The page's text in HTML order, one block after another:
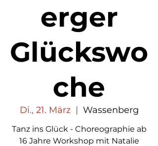
erger
Glückswo
che
Di., 21. März
  |
Wassenberg
Tanz ins Glück - Choreographie ab
16 Jahre Workshop mit Natalie